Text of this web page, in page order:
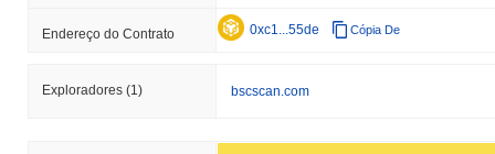
Endereço do Contrato 0xc1...55de Cópia De
Exploradores (1) bscscan.com